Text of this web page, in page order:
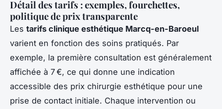
Détail des tarifs : exemples, fourchettes,
politique de prix transparente
Les tarifs clinique esthétique Marcq-en-Baroeul
varient en fonction des soins pratiqués. Par
exemple, la première consultation est généralement
affichée à 7 €, ce qui donne une indication
accessible des prix chirurgie esthétique pour une
prise de contact initiale. Chaque intervention ou